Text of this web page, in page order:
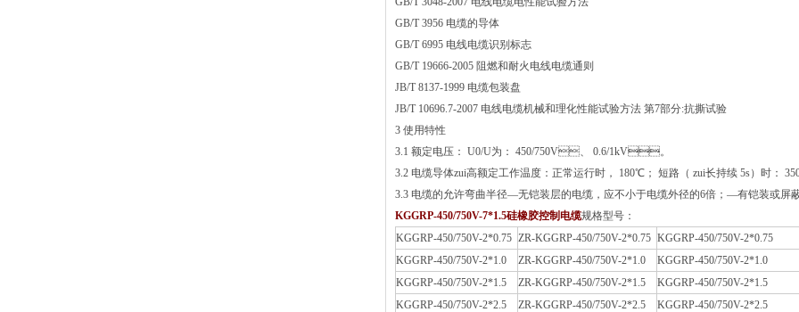
GB/T 3956 电缆的导体
GB/T 6995 电线电缆识别标志
GB/T 19666-2005 阻燃和耐火电线电缆通则
JB/T 8137-1999 电缆包装盘
JB/T 10696.7-2007 电线电缆机械和理化性能试验方法 第7部分:抗撕试验
3 使用特性
3.1 额定电压： U0/U为： 450/750V、 0.6/1kV。
3.2 电缆导体zui高额定工作温度：正常运行时， 180℃； 短路（ zui长持续 5s）时：
3.3 电缆的允许弯曲半径—无铠装层的电缆，应不小于电缆外径的6倍；—有铠装或屏
KGGRP-450/750V-7*1.5硅橡胶控制电缆规格型号：
KGGRP-450/750V-2*0.75 ZR-KGGRP-450/750V-2*0.75 KGGRP-450/750V-2*0.75
KGGRP-450/750V-2*1.0
ZR-KGGRP-450/750V-2*1.0
KGGRP-450/750V-2*1.0
KGGRP-450/750V-2*1.5
ZR-KGGRP-450/750V-2*1.5
KGGRP-450/750V-2*1.5
KGGRP-450/750V-2*2.5
ZR-KGGRP-450/750V-2*2.5
KGGRP-450/750V-2*2.5